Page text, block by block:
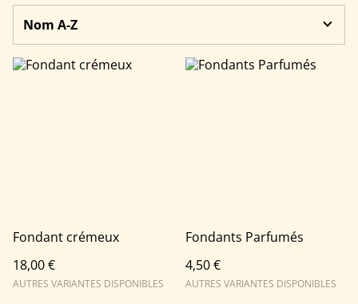
Fondant crémeux
18,00 €
AUTRES VARIANTES DISPONIBLES
Fondants Parfumés
4,50 €
AUTRES VARIANTES DISPONIBLES